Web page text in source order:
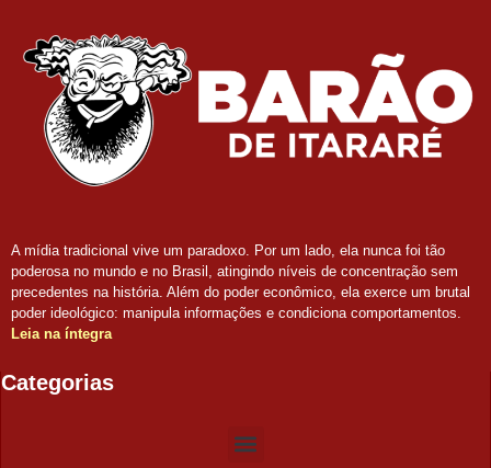
A mídia tradicional vive um paradoxo. Por um lado, ela nunca foi tão
poderosa no mundo e no Brasil, atingindo níveis de concentração sem
precedentes na história. Além do poder econômico, ela exerce um brutal
poder ideológico: manipula informações e condiciona comportamentos.
Leia na íntegra
Categorias